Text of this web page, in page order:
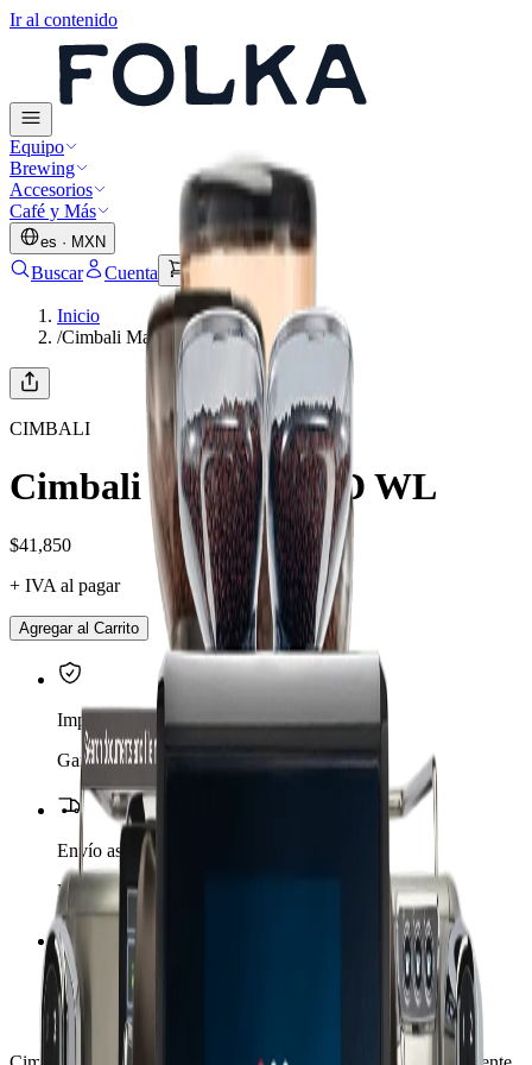
Ir al contenido
Equipo
Brewing
Accesorios
Café y Más
es · MXN
Buscar Cuenta Carrito
Inicio
/Cimbali Magnum OD WL
CIMBALI
Cimbali Magnum OD WL
$41,850
+ IVA al pagar
Agregar al Carrito
Importador oficial
Garantía de fábrica
Envío asegurado
México y Estados Unidos
Asesoría experta
Equipo para tu café